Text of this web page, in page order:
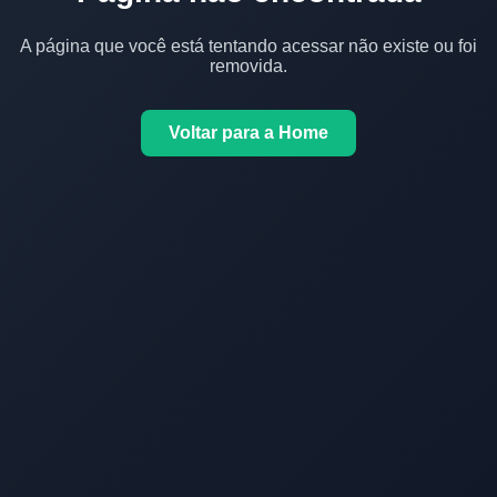
A página que você está tentando acessar não existe ou foi
removida.
Voltar para a Home